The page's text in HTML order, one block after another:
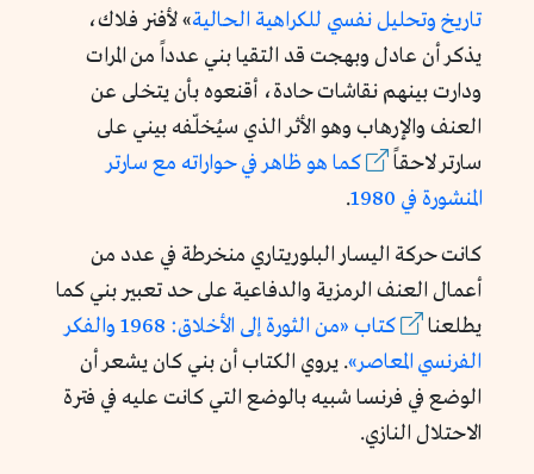
تاريخ وتحليل نفسي للكراهية الحالية»لأفنر فلاك،
يذكر أن عادل وبهجت قد التقيا بني عدداً من المرات
ودارت بينهم نقاشات حادة، أقنعوه بأن يتخلى عن
العنف والإرهاب وهو الأثر الذي سيُخلّفه بيني على
سارتر لاحقاً
كما هو ظاهر في حواراته مع سارتر
المنشورة في 1980
.
كانت حركة اليسار البلوريتاري منخرطة في عدد من
أعمال العنف الرمزية والدفاعية على حد تعبير بني كما
يطلعنا
كتاب «من الثورة إلى الأخلاق: 1968 والفكر
الفرنسي المعاصر». يروي الكتاب أن بني كان يشعر أن
الوضع في فرنسا شبيه بالوضع التي كانت عليه في فترة
الاحتلال النازي.